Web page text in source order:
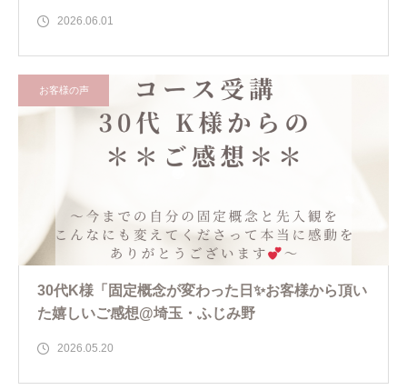
2026.06.01
お客様の声
30代K様「固定概念が変わった日✨お客様から頂い
た嬉しいご感想@埼玉・ふじみ野
2026.05.20